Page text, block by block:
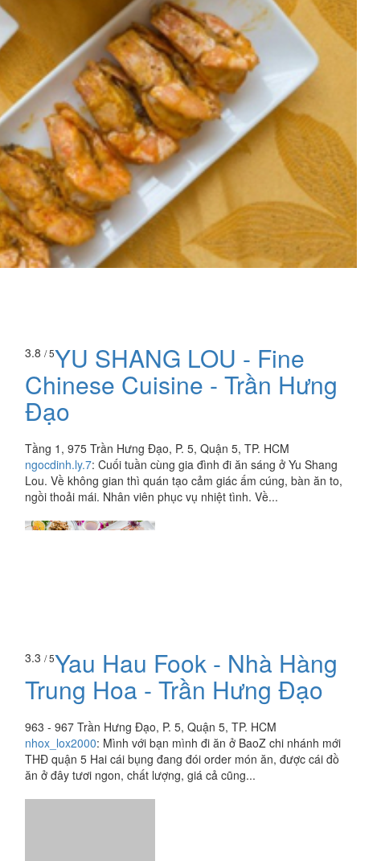
3.8 / 5YU SHANG LOU - Fine
Chinese Cuisine - Trần Hưng
Đạo
Tầng 1, 975 Trần Hưng Đạo, P. 5, Quận 5, TP. HCM
ngocdinh.ly.7: Cuối tuần cùng gia đình đi ăn sáng ở Yu Shang
Lou. Về không gian thì quán tạo cảm giác ấm cúng, bàn ăn to,
ngồi thoải mái. Nhân viên phục vụ nhiệt tình. Về...
3.3 / 5Yau Hau Fook - Nhà Hàng
Trung Hoa - Trần Hưng Đạo
963 - 967 Trần Hưng Đạo, P. 5, Quận 5, TP. HCM
nhox_lox2000: Mình với bạn mình đi ăn ở BaoZ chi nhánh mới
THĐ quận 5 Hai cái bụng đang đói order món ăn, được cái đồ
ăn ở đây tươi ngon, chất lượng, giá cả cũng...